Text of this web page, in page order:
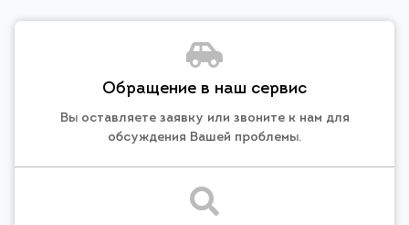
Обращение в наш сервис
Вы оставляете заявку или звоните к нам для
обсуждения Вашей проблемы.